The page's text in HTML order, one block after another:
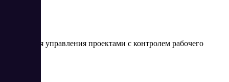
Сервис для управления проектами с контролем рабочего